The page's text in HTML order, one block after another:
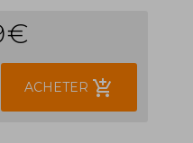
ACHETER add_shopping_cart